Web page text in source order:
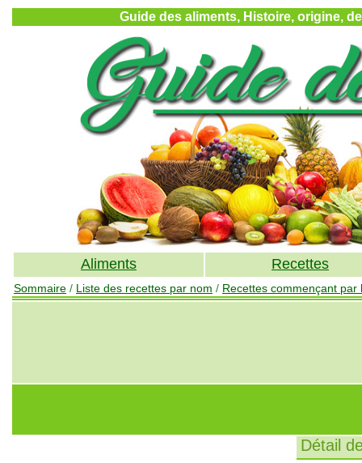
Guide des aliments, Histoire, origine,
Aliments Recettes
Sommaire / Liste des recettes par nom / Recettes commençant par
Détail